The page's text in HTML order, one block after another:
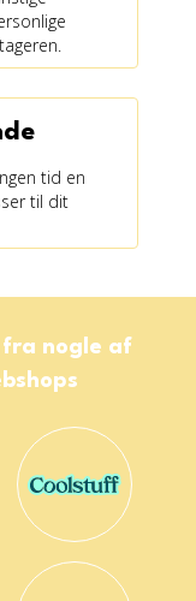
tid en
til dit
nogle af